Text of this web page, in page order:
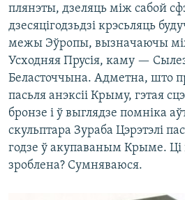
плянэты, дзеляць між сабой
дзесяцігодзьдзі крэсьляць
межы Эўропы, вызначаючы
Усходняя Прусія, каму —
Беласточчына. Адметна, што
пасьля анэксіі Крыму, гэтая
бронзе і ў выглядзе помніка
скульптара Зураба Цэрэтэлі
годзе ў акупаваным Крыме. Ці
зроблена? Сумняваюся.